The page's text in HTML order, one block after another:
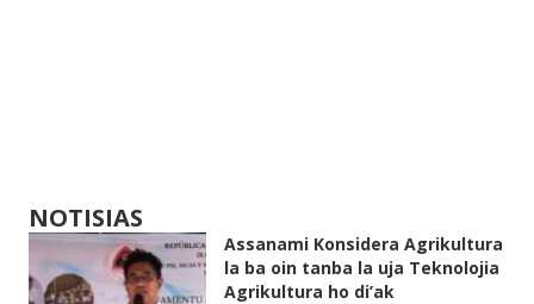
NOTISIAS
Assanami Konsidera Agrikultura
la ba oin tanba la uja Teknolojia
Agrikultura ho di’ak